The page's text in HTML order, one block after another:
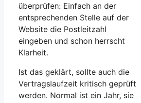
überprüfen: Einfach an der
entsprechenden Stelle auf der
Website die Postleitzahl
eingeben und schon herrscht
Klarheit.
Ist das geklärt, sollte auch die
Vertragslaufzeit kritisch geprüft
werden. Normal ist ein Jahr, sie